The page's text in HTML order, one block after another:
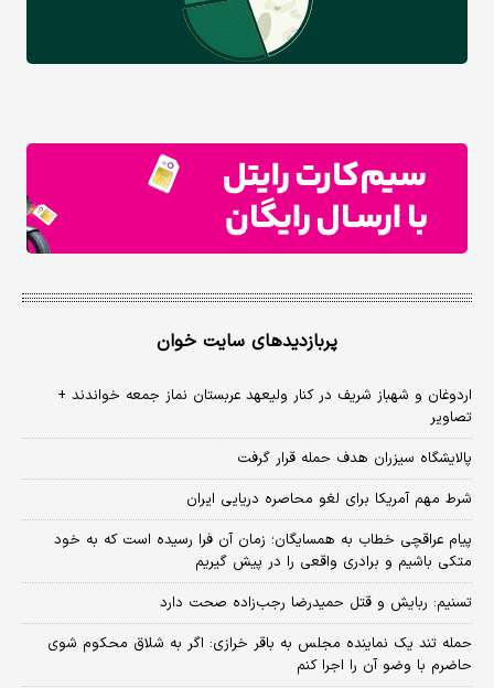
پربازدیدهای سایت خوان
اردوغان و شهباز شریف در کنار ولیعهد عربستان نماز جمعه خواندند +
تصاویر
پالایشگاه سیزران هدف حمله قرار گرفت
شرط مهم آمریکا برای لغو محاصره دریایی ایران
پیام عراقچی خطاب به همسایگان؛ زمان آن فرا رسیده است که به خود
متکی باشیم و برادری واقعی را در پیش گیریم
تسنیم: ربایش و قتل حمیدرضا رجب‌زاده صحت دارد
حمله تند یک نماینده مجلس به باقر خرازی: اگر به شلاق محکوم شوی
حاضرم با وضو آن را اجرا کنم